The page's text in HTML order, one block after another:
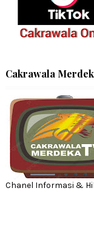
Cakrawala
Chanel Informasi &